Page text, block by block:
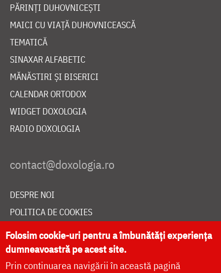
PĂRINȚI DUHOVNICEȘTI
MAICI CU VIAȚĂ DUHOVNICEASCĂ
TEMATICĂ
SINAXAR ALFABETIC
MĂNĂSTIRI ȘI BISERICI
CALENDAR ORTODOX
WIDGET DOXOLOGIA
RADIO DOXOLOGIA
DESPRE NOI
POLITICA DE COOKIES
DONEAZĂ ONLINE PENTRU CATEDRALA NAȚIONALĂ
LIVE
Folosim cookie-uri pentru a îmbunătăți experiența
dumneavoastră pe acest site.
Prin continuarea navigării în această pagină